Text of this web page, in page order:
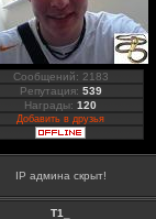
Сообщений: 2183
Репутация: 539
Награды: 120
Добавить в друзья
IP админа скрыт!
Т1_